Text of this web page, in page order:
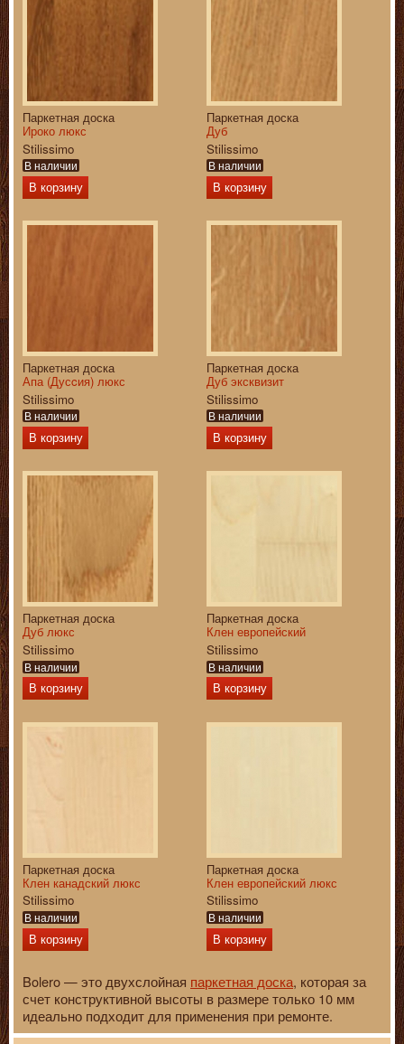
Паркетная доска
Ироко люкс
Stilissimo
В наличии
В корзину
Паркетная доска
Дуб
Stilissimo
В наличии
В корзину
Паркетная доска
Апа (Дусcия) люкс
Stilissimo
В наличии
В корзину
Паркетная доска
Дуб эксквизит
Stilissimo
В наличии
В корзину
Паркетная доска
Дуб люкс
Stilissimo
В наличии
В корзину
Паркетная доска
Клен европейский
Stilissimo
В наличии
В корзину
Паркетная доска
Клен канадский люкс
Stilissimo
В наличии
В корзину
Паркетная доска
Клен европейский люкс
Stilissimo
В наличии
В корзину
Bolero — это двухслойная паркетная доска, которая за
счет конструктивной высоты в размере только 10 мм
идеально подходит для применения при ремонте.